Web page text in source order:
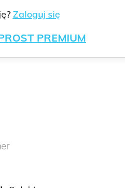
Zaloguj się
PREMIUM